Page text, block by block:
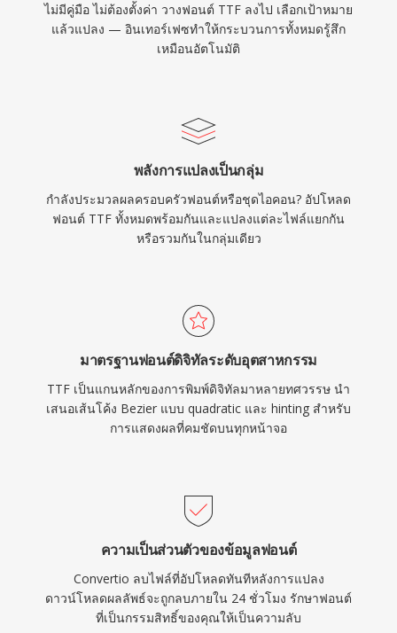
ไม่มีคู่มือ ไม่ต้องตั้งค่า วางฟอนต์ TTF ลงไป เลือกเป้าหมาย
แล้วแปลง — อินเทอร์เฟซทำให้กระบวนการทั้งหมดรู้สึก
เหมือนอัตโนมัติ
พลังการแปลงเป็นกลุ่ม
กำลังประมวลผลครอบครัวฟอนต์หรือชุดไอคอน? อัปโหลด
ฟอนต์ TTF ทั้งหมดพร้อมกันและแปลงแต่ละไฟล์แยกกัน
หรือรวมกันในกลุ่มเดียว
มาตรฐานฟอนต์ดิจิทัลระดับอุตสาหกรรม
TTF เป็นแกนหลักของการพิมพ์ดิจิทัลมาหลายทศวรรษ นำ
เสนอเส้นโค้ง Bezier แบบ quadratic และ hinting สำหรับ
การแสดงผลที่คมชัดบนทุกหน้าจอ
ความเป็นส่วนตัวของข้อมูลฟอนต์
Convertio ลบไฟล์ที่อัปโหลดทันทีหลังการแปลง
ดาวน์โหลดผลลัพธ์จะถูกลบภายใน 24 ชั่วโมง รักษาฟอนต์
ที่เป็นกรรมสิทธิ์ของคุณให้เป็นความลับ